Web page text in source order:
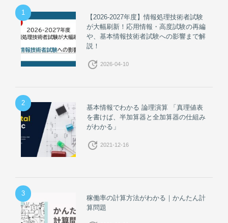
1
【2026-2027年度】情報処理技術者試験
が大幅刷新！応用情報・高度試験の再編
や、基本情報技術者試験への影響まで解
説！
update 2026-04-10
2
基本情報でわかる 論理演算 「真理値表
を書けば、半加算器と全加算器の仕組み
がわかる」
update 2021-12-16
3
稼働率の計算方法がわかる｜かんたん計
算問題